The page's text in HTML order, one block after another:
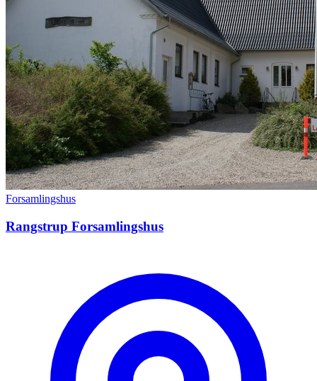
Forsamlingshus
Rangstrup Forsamlingshus